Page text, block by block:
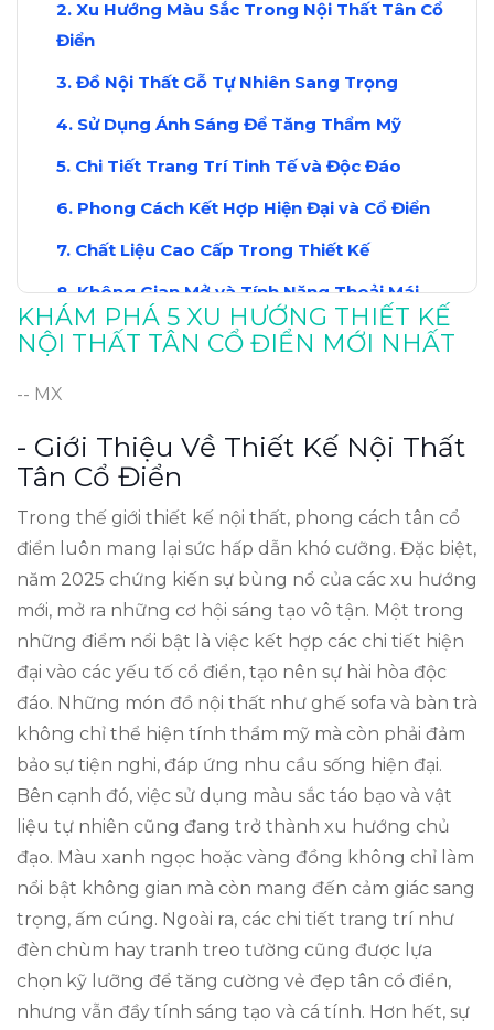
Xu Hướng Màu Sắc Trong Nội Thất Tân Cổ
Điển
Đồ Nội Thất Gỗ Tự Nhiên Sang Trọng
Sử Dụng Ánh Sáng Để Tăng Thẩm Mỹ
Chi Tiết Trang Trí Tinh Tế và Độc Đáo
Phong Cách Kết Hợp Hiện Đại và Cổ Điển
Chất Liệu Cao Cấp Trong Thiết Kế
Không Gian Mở và Tính Năng Thoải Mái
Kết Luận: Xu Hướng Tương Lai Trong Thiết
KHÁM PHÁ 5 XU HƯỚNG THIẾT KẾ
NỘI THẤT TÂN CỔ ĐIỂN MỚI NHẤT
-- MX
- Giới Thiệu Về Thiết Kế Nội Thất
Tân Cổ Điển
Trong thế giới thiết kế nội thất, phong cách tân cổ
điển luôn mang lại sức hấp dẫn khó cưỡng. Đặc biệt,
năm 2025 chứng kiến sự bùng nổ của các xu hướng
mới, mở ra những cơ hội sáng tạo vô tận. Một trong
những điểm nổi bật là việc kết hợp các chi tiết hiện
đại vào các yếu tố cổ điển, tạo nên sự hài hòa độc
đáo. Những món đồ nội thất như ghế sofa và bàn trà
không chỉ thể hiện tính thẩm mỹ mà còn phải đảm
bảo sự tiện nghi, đáp ứng nhu cầu sống hiện đại.
Bên cạnh đó, việc sử dụng màu sắc táo bạo và vật
liệu tự nhiên cũng đang trở thành xu hướng chủ
đạo. Màu xanh ngọc hoặc vàng đồng không chỉ làm
nổi bật không gian mà còn mang đến cảm giác sang
trọng, ấm cúng. Ngoài ra, các chi tiết trang trí như
đèn chùm hay tranh treo tường cũng được lựa
chọn kỹ lưỡng để tăng cường vẻ đẹp tân cổ điển,
nhưng vẫn đầy tính sáng tạo và cá tính. Hơn hết, sự